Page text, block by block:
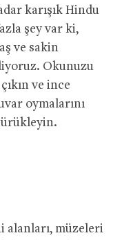
karışık Hindu
şey var ki,
ve sakin
Okunuzu
ve ince
oymalarını
alanları, müzeleri